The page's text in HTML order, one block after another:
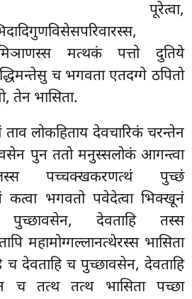
पूरेत्वा,
मत्थकं पत्तो दुतिये
च भगवता एतदग्गे ठपितो
तेन भासिता.
लोकहिताय देवचारिकं चरन्तेन
पुन ततो मनुस्सलोकं आगन्त्वा
पच्चक्खकरणत्थं पुच्छं
कत्वा भगवतो पवेदेत्वा भिक्खूनं
देवताहि तस्स
महामोग्गल्लानत्थेरस्स भासिता
देवताहि च पुच्छावसेन, देवताहि
च तत्थ तत्थ भासिता पच्छा